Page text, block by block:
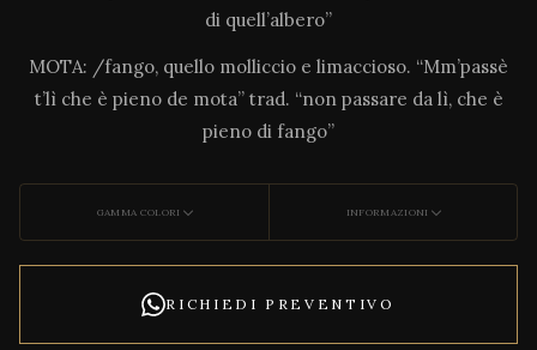
di quell’albero”
MOTA: /fango, quello molliccio e limaccioso. “Mm’passè
t’lì che è pieno de mota” trad. “non passare da lì, che è
pieno di fango”
GAMMA COLORI INFORMAZIONI
RICHIEDI PREVENTIVO